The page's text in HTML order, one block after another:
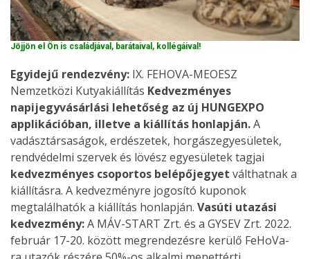
Jöjjön el Ön is családjával, barátaival, kollégáival!
Egyidejű rendezvény: IX. FEHOVA-MEOESZ
Nemzetközi Kutyakiállítás Kedvezményes
napijegyvásárlási lehetőség az új HUNGEXPO
applikációban, illetve a kiállítás honlapján.A
vadásztársaságok, erdészetek, horgászegyesületek,
rendvédelmi szervek és lövész egyesületek tagjai
kedvezményes csoportos belépőjegyet válthatnak a
kiállításra. A kedvezményre jogosító kuponok
megtalálhatók a kiállítás honlapján. Vasúti utazási
kedvezmény:A MÁV-START Zrt. és a GYSEV Zrt. 2022.
február 17-20. között megrendezésre kerülő FeHoVa-